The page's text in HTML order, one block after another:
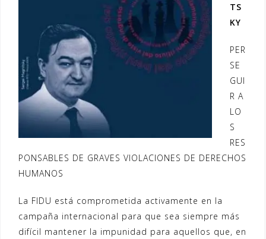
TS
KY
PER
SE
GUI
R A
LO
S
RES
PONSABLES DE GRAVES VIOLACIONES DE DERECHOS
HUMANOS
La FIDU está comprometida activamente en la
campaña internacional para que sea siempre más
difícil mantener la impunidad para aquellos que, en